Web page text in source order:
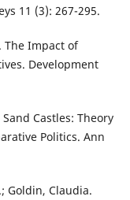
11 (3): 267-295.
The Impact of
Development
Castles: Theory
Politics. Ann
Goldin, Claudia.